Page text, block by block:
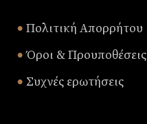
• Πολιτική Απορρήτου
• Όροι & Προυποθέσεις
• Συχνές ερωτήσεις